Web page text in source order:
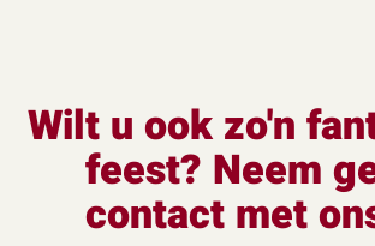
Wilt u ook zo'n
feest? Neem
contact met